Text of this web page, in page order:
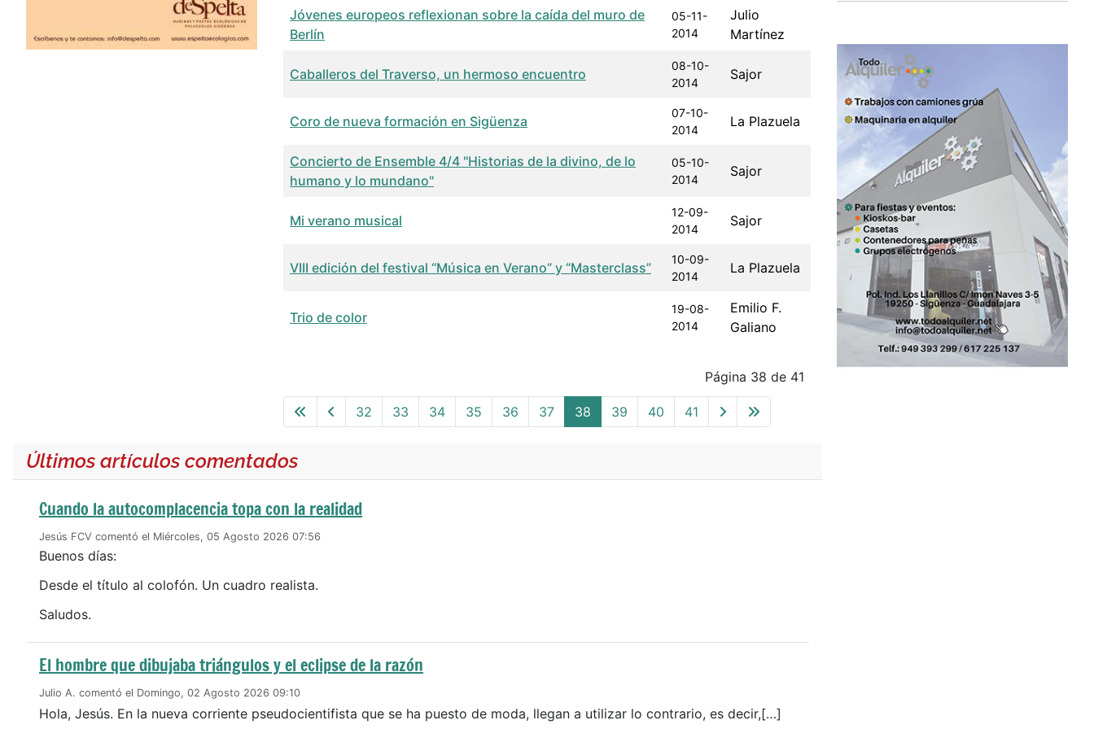
Últimos artículos comentados
Cuando la autocomplacencia topa con la realidad
Jesús FCV comentó el Miércoles, 05 Agosto 2026 07:56
Buenos días:
Desde el título al colofón. Un cuadro realista.
Saludos.
El hombre que dibujaba triángulos y el eclipse de la razón
Julio A. comentó el Domingo, 02 Agosto 2026 09:10
Hola, Jesús. En la nueva corriente pseudocientifista que se ha puesto de moda, llegan a utilizar lo contrario, es decir,[…]
Jóvenes europeos reflexionan sobre la caída del muro de
Berlín
05-11-
2014
Julio
Martínez
Caballeros del Traverso, un hermoso encuentro
08-10-
2014
Sajor
Coro de nueva formación en Sigüenza
07-10-
2014
La Plazuela
Concierto de Ensemble 4/4 "Historias de la divino, de lo
humano y lo mundano"
05-10-
2014
Sajor
Mi verano musical
12-09-
2014
Sajor
VIII edición del festival “Música en Verano” y “Masterclass”
10-09-
2014
La Plazuela
Trio de color
19-08-
2014
Emilio F.
Galiano
Página 38 de 41
32 33 34 35 36 37 38 39 40 41